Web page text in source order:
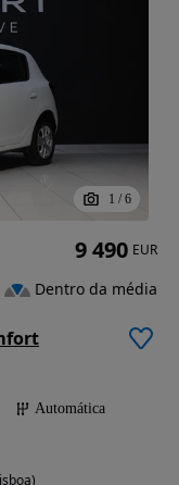
1 / 6
Automática
9 490 EUR
Dentro da média